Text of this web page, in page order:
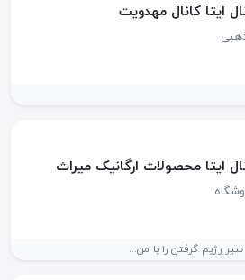
ایتا کانال مهدویت
ایتا محصولات ارگانیک میراث
رژیم گرفتن را با من...